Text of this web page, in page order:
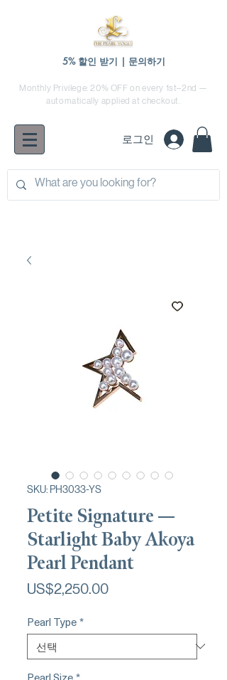
5% 할인 받기 | 문의하기
Monthly Privilege: 20% OFF on every 1st–2nd —
automatically applied at checkout.
로그인
SKU: PH3033-YS
Petite Signature —
Starlight Baby Akoya
Pearl Pendant
US$2,250.00가
Pearl Type*